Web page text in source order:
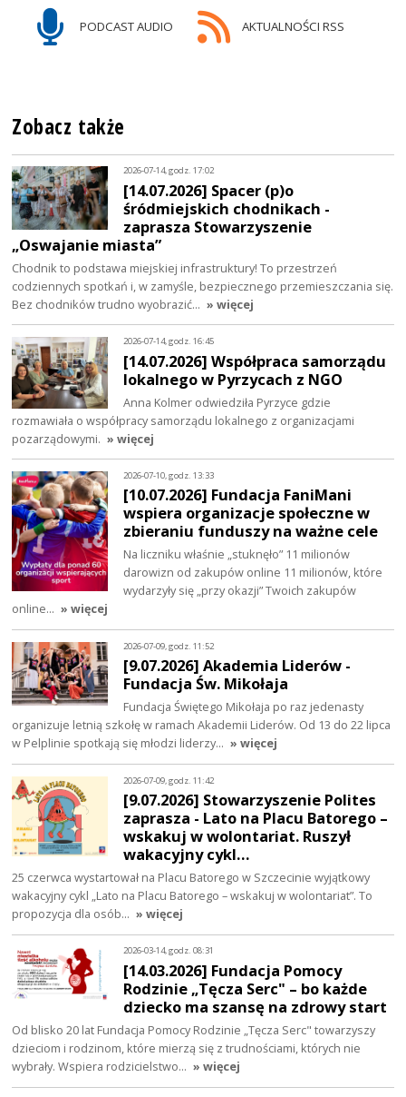
PODCAST AUDIO AKTUALNOŚCI RSS
Zobacz także
2026-07-14, godz. 17:02
[14.07.2026] Spacer (p)o
śródmiejskich chodnikach -
zaprasza Stowarzyszenie
„Oswajanie miasta”
Chodnik to podstawa miejskiej infrastruktury! To przestrzeń
codziennych spotkań i, w zamyśle, bezpiecznego przemieszczania się.
Bez chodników trudno wyobrazić… » więcej
2026-07-14, godz. 16:45
[14.07.2026] Współpraca samorządu
lokalnego w Pyrzycach z NGO
Anna Kolmer odwiedziła Pyrzyce gdzie
rozmawiała o współpracy samorządu lokalnego z organizacjami
pozarządowymi. » więcej
2026-07-10, godz. 13:33
[10.07.2026] Fundacja FaniMani
wspiera organizacje społeczne w
zbieraniu funduszy na ważne cele
Na liczniku właśnie „stuknęło” 11 milionów
darowizn od zakupów online 11 milionów, które
wydarzyły się „przy okazji” Twoich zakupów
online… » więcej
2026-07-09, godz. 11:52
[9.07.2026] Akademia Liderów -
Fundacja Św. Mikołaja
Fundacja Świętego Mikołaja po raz jedenasty
organizuje letnią szkołę w ramach Akademii Liderów. Od 13 do 22 lipca
w Pelplinie spotkają się młodzi liderzy… » więcej
2026-07-09, godz. 11:42
[9.07.2026] Stowarzyszenie Polites
zaprasza - Lato na Placu Batorego –
wskakuj w wolontariat. Ruszył
wakacyjny cykl…
25 czerwca wystartował na Placu Batorego w Szczecinie wyjątkowy
wakacyjny cykl „Lato na Placu Batorego – wskakuj w wolontariat”. To
propozycja dla osób… » więcej
2026-03-14, godz. 08:31
[14.03.2026] Fundacja Pomocy
Rodzinie „Tęcza Serc" – bo każde
dziecko ma szansę na zdrowy start
Od blisko 20 lat Fundacja Pomocy Rodzinie „Tęcza Serc" towarzyszy
dzieciom i rodzinom, które mierzą się z trudnościami, których nie
wybrały. Wspiera rodzicielstwo… » więcej